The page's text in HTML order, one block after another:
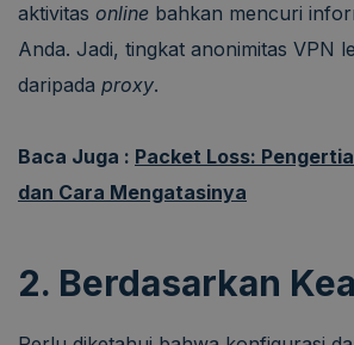
aktivitas online bahkan mencuri
Anda. Jadi, tingkat anonimitas VPN
daripada proxy.
Baca Juga : Packet Loss:
dan Cara Mengatasinya
2. Berdasarkan